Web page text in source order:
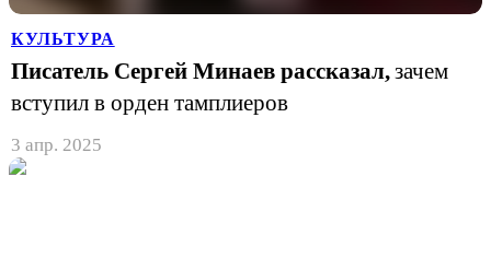
КУЛЬТУРА
Писатель Сергей Минаев рассказал,зачем
вступил в орден тамплиеров
3 апр. 2025